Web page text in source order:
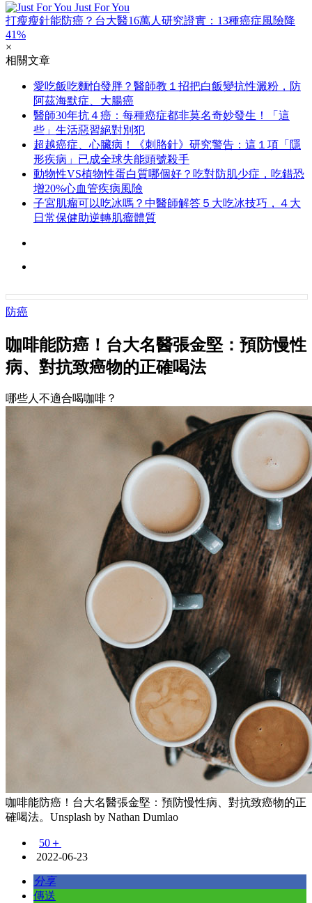
Just For You
打瘦瘦針能防癌？台大醫16萬人研究證實：13種癌症風險降
41%
×
相關文章
愛吃飯吃麵怕發胖？醫師教１招把白飯變抗性澱粉，防
阿茲海默症、大腸癌
醫師30年抗４癌：每種癌症都非莫名奇妙發生！「這
些」生活惡習絕對別犯
超越癌症、心臟病！《刺胳針》研究警告：這１項「隱
形疾病」已成全球失能頭號殺手
動物性VS植物性蛋白質哪個好？吃對防肌少症，吃錯恐
增20%心血管疾病風險
子宮肌瘤可以吃冰嗎？中醫師解答５大吃冰技巧，４大
日常保健助逆轉肌瘤體質
防癌
咖啡能防癌！台大名醫張金堅：預防慢性
病、對抗致癌物的正確喝法
哪些人不適合喝咖啡？
咖啡能防癌！台大名醫張金堅：預防慢性病、對抗致癌物的正
確喝法。Unsplash by Nathan Dumlao
50＋
2022-06-23
分享
傳送